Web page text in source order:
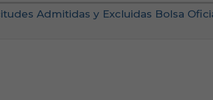
Admitidas y Excluidas Bolsa